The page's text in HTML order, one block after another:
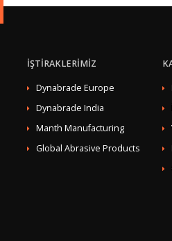
İŞTİRAKLERİMİZ
Dynabrade Europe
Dynabrade India
Manth Manufacturing
Global Abrasive Products